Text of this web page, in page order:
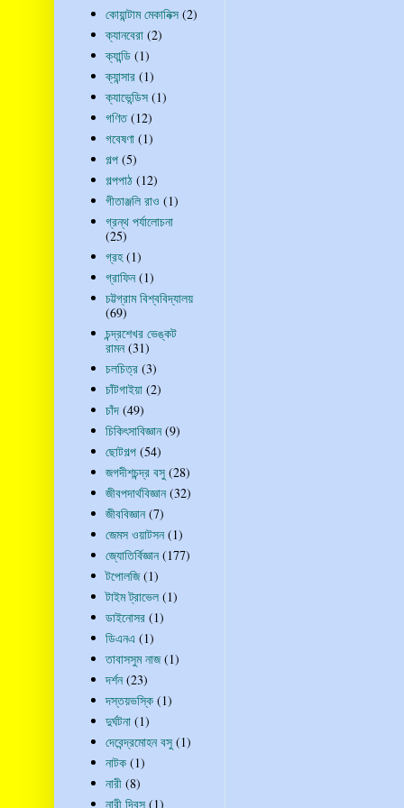
কোয়ান্টাম মেকানিক্স (2)
ক্যানবেরা (2)
ক্যান্ডি (1)
ক্যান্সার (1)
ক্যাভেন্ডিস (1)
গণিত (12)
গবেষণা (1)
গল্প (5)
গল্পপাঠ (12)
গীতাঞ্জলি রাও (1)
গ্রন্থ পর্যালোচনা
(25)
গ্রহ (1)
গ্রাফিন (1)
চট্টগ্রাম বিশ্ববিদ্যালয়
(69)
চন্দ্রশেখর ভেঙ্কট
রামন (31)
চলচিত্র (3)
চাঁটগাইয়া (2)
চাঁদ (49)
চিকিৎসাবিজ্ঞান (9)
ছোটগল্প (54)
জগদীশচন্দ্র বসু (28)
জীবপদার্থবিজ্ঞান (32)
জীববিজ্ঞান (7)
জেমস ওয়াটসন (1)
জ্যোতির্বিজ্ঞান (177)
টপোলজি (1)
টাইম ট্রাভেল (1)
ডাইনোসর (1)
ডিএনএ (1)
তাবাসসুম নাজ (1)
দর্শন (23)
দস্তয়ভস্কি (1)
দুর্ঘটনা (1)
দেবেন্দ্রমোহন বসু (1)
নাটক (1)
নারী (8)
নারী দিবস (1)